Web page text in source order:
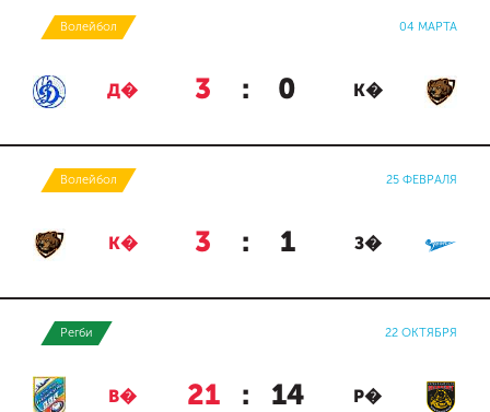
Волейбол 04 МАРТА
Д� 3 : 0 К�
Волейбол 25 ФЕВРАЛЯ
К� 3 : 1 З�
Регби 22 ОКТЯБРЯ
В� 21 : 14 Р�